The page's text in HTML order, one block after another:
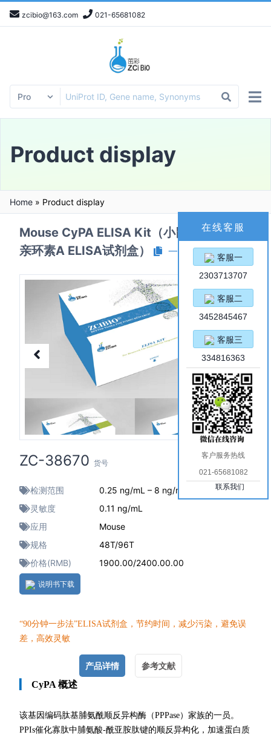
zcibio@163.com 021-65681082
Product display
Home » Product display
Mouse CyPA ELISA Kit（小鼠嗜环蛋白/
亲环素A ELISA试剂盒）
一键复制产品信息
ZC-38670 货号
检测范围
0.25 ng/mL – 8 ng/mL
灵敏度
0.11 ng/mL
应用
Mouse
规格
48T/96T
价格(RMB)
1900.00/2400.00.00
说明书下载
“90分钟一步法”ELISA试剂盒，节约时间，减少污染，避免误
差，高效灵敏
产品详情
参考文献
CyPA 概述
该基因编码肽基脯氨酰顺反异构酶（PPPase）家族的一员。
PPIs催化寡肽中脯氨酸-酰亚胺肽键的顺反异构化，加速蛋白质
在线客服
客服一
2303713707
客服二
3452845467
客服三
334816363
客户服务热线
021-65681082
联系我们